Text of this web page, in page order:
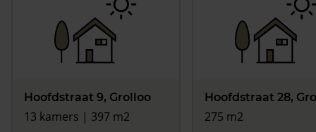
Hoofdstraat 9, Grolloo
13 kamers | 397 m2
Hoofdstraat 28,
275 m2